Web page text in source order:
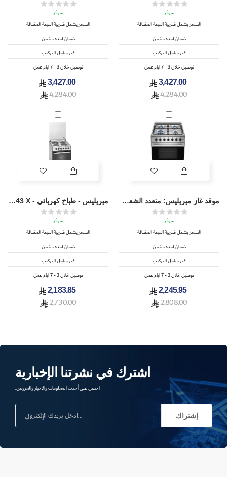
متوفر
السعر يشمل ضريبة القيمة المضافة
ضمان لمدة سنتين
غير شامل التركيب
توصيل خلال 3 - 7 ايام عمل
3,427.00
4,284.00
متوفر
السعر يشمل ضريبة القيمة المضافة
ضمان لمدة سنتين
غير شامل التركيب
توصيل خلال 3 - 7 ايام عمل
3,427.00
4,284.00
موقد غاز ميريليس: متعدد الشعلات G 2640 ATVXN
متوفر
السعر يشمل ضريبة القيمة المضافة
ضمان لمدة سنتين
غير شامل التركيب
توصيل خلال 3 - 7 ايام عمل
2,245.95
2,808.00
ميريليس - طباخ كهربائي - E 543 X
متوفر
السعر يشمل ضريبة القيمة المضافة
ضمان لمدة سنتين
غير شامل التركيب
توصيل خلال 3 - 7 ايام عمل
2,183.85
2,730.00
اشترك في نشرتنا الإخبارية
احصل على أحدث المعلومات والاخبار والعروض.
إشتراك